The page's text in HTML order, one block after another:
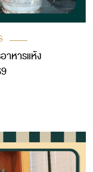
หารแห้ง